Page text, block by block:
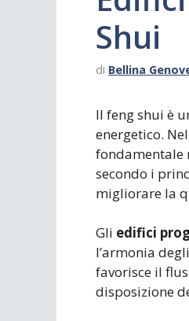
Shui
di Bellina
Il feng shui è
energetico.
fondamentale
secondo i
migliorare la
Gli edifici
l’armonia
favorisce il
disposizione